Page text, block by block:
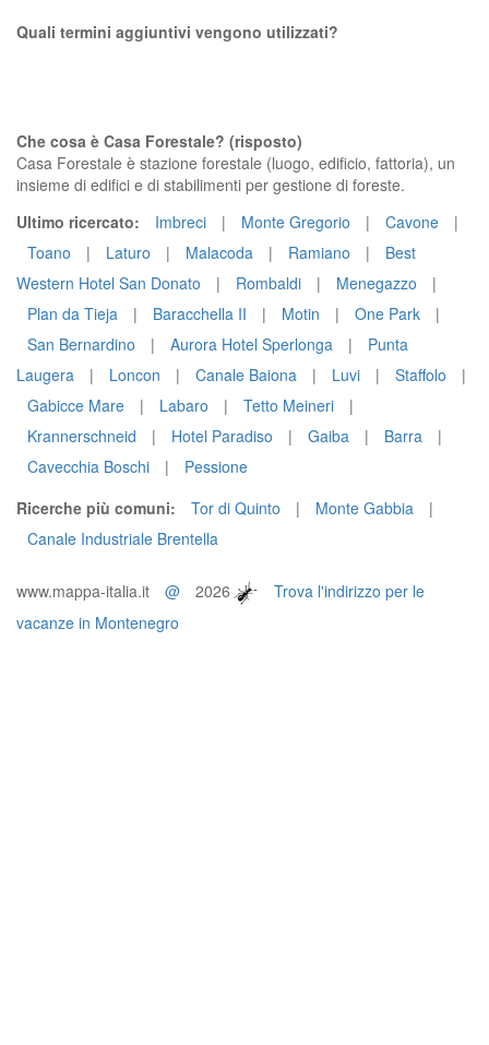
Quali termini aggiuntivi vengono utilizzati?
Che cosa è Casa Forestale? (risposto)
Casa Forestale è stazione forestale (luogo, edificio, fattoria), un
insieme di edifici e di stabilimenti per gestione di foreste.
Ultimo ricercato:
Imbreci | Monte Gregorio | Cavone
|
Toano
| Laturo | Malacoda | Ramiano |
Best
Western Hotel San Donato
| Rombaldi | Menegazzo
|
Plan da Tieja
| Baracchella II | Motin | One Park
|
San Bernardino
| Aurora Hotel Sperlonga |
Punta
Laugera
| Loncon | Canale Baiona | Luvi | Staffolo
|
Gabicce Mare
| Labaro | Tetto Meineri
|
Krannerschneid
| Hotel Paradiso | Gaiba | Barra
|
Cavecchia Boschi
|
Pessione
Ricerche più comuni:
Tor di Quinto | Monte Gabbia
|
Canale Industriale Brentella
www.mappa-italia.it @ 2026
Trova l'indirizzo per le
vacanze in Montenegro